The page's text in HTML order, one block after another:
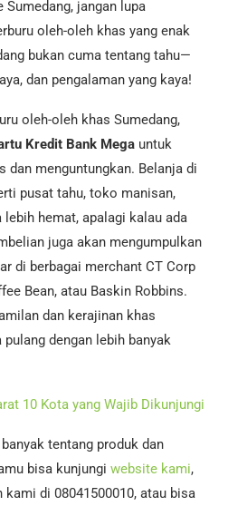
jangan lupa
oleh-oleh khas yang enak
bukan cuma tentang tahu—
dan pengalaman yang kaya!
oleh-oleh khas Sumedang,
Kredit Bank Mega untuk
dan menguntungkan. Belanja di
pusat tahu, toko manisan,
hemat, apalagi kalau ada
juga akan mengumpulkan
di berbagai merchant CT Corp
Bean, atau Baskin Robbins.
dan kerajinan khas
dengan lebih banyak
10 Kota yang Wajib Dikunjungi
tentang produk dan
bisa kunjungi website kami,
kami di 08041500010, atau bisa